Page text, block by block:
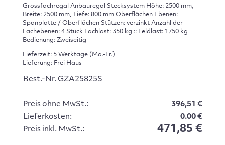
Grossfachregal Anbauregal Stecksystem Höhe: 2500 mm,
Breite: 2500 mm, Tiefe: 800 mm Oberflächen Ebenen:
Spanplatte / Oberflächen Stützen: verzinkt Anzahl der
Fachebenen: 4 Stück Fachlast: 350 kg :: Feldlast: 1750 kg
Bedienung: Zweiseitig
Lieferzeit: 5 Werktage (Mo.-Fr.)
Lieferung: Frei Haus
Best.-Nr. GZA25825S
Preis ohne MwSt.:
396,51 €
Lieferkosten:
0.00 €
Preis inkl. MwSt.:
471,85 €